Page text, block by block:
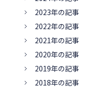
2023年の記事
2022年の記事
2021年の記事
2020年の記事
2019年の記事
2018年の記事